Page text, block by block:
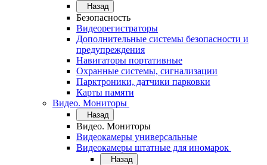
Назад
Безопасность
Видеорегистраторы
Дополнительные системы безопасности и
предупреждения
Навигаторы портативные
Охранные системы, сигнализации
Парктроники, датчики парковки
Карты памяти
Видео. Мониторы
Назад
Видео. Мониторы
Видеокамеры универсальные
Видеокамеры штатные для иномарок
Назад